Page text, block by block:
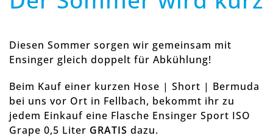
Diesen Sommer sorgen wir gemeinsam mit
Ensinger gleich doppelt für Abkühlung!
Beim Kauf einer kurzen Hose | Short | Bermuda
bei uns vor Ort in Fellbach, bekommt ihr zu
jedem Einkauf eine Flasche Ensinger Sport ISO
Grape 0,5 Liter GRATIS dazu.